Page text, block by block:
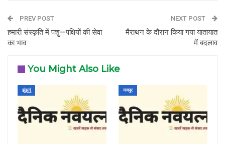
PREV POST
हमारी संस्कृति में पशु—पक्षियों की सेवा
का भाव
NEXT POST
मैराथन के दौरान किया गया यातायात
में बदलाव
You Might Also Like
झुंझुनूं जयपुर